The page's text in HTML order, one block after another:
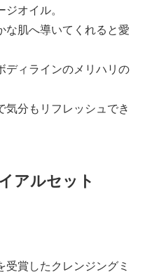
オイル。
な肌へ導いてくれると愛
ディラインのメリハリの
気分もリフレッシュでき
アルセット
受賞したクレンジングミ